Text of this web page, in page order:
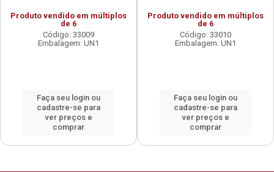
Produto vendido em múltiplos
de 6
Código: 33009
Embalagem: UN1
Faça seu login ou
cadastre-se para
ver preços e
comprar
Produto vendido em múltiplos
de 6
Código: 33010
Embalagem: UN1
Faça seu login ou
cadastre-se para
ver preços e
comprar